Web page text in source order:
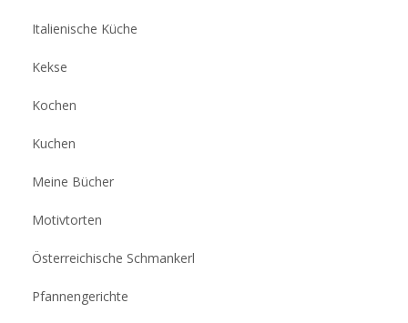
Italienische Küche
Kekse
Kochen
Kuchen
Meine Bücher
Motivtorten
Österreichische Schmankerl
Pfannengerichte